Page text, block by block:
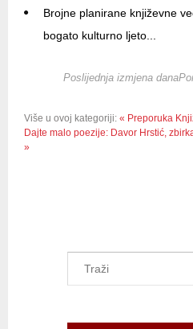
Brojne planirane književne
bogato kulturno ljeto...
Poslijednja izmjena
Više u ovoj kategoriji: « Preporuka
Dajte malo poezije: Davor Hrstić,
»